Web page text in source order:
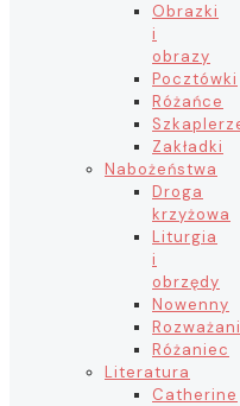
Obrazki
i
obrazy
Pocztówki
Różańce
Zakładki
Nabożeństwa
Droga
krzyżowa
Liturgia
i
obrzędy
Nowenny
Różaniec
Literatura
Catherine